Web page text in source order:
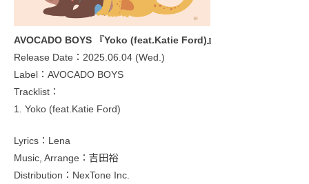
AVOCADO BOYS 『Yoko (feat.Katie Ford)』
Release Date：2025.06.04 (Wed.)
Label：AVOCADO BOYS
Tracklist：
1. Yoko (feat.Katie Ford)
Lyrics：Lena
Music, Arrange：吉田裕
Distribution：NexTone Inc.